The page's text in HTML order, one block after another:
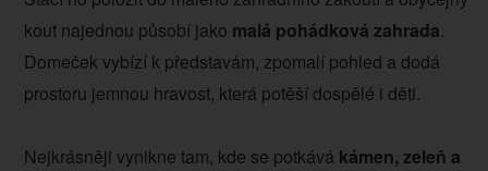
kout najednou působí jako malá pohádková zahrada.
Domeček vybízí k představám, zpomalí pohled a dodá
prostoru jemnou hravost, která potěší dospělé i děti.
Nejkrásněji vynikne tam, kde se potkává kámen, zeleň a